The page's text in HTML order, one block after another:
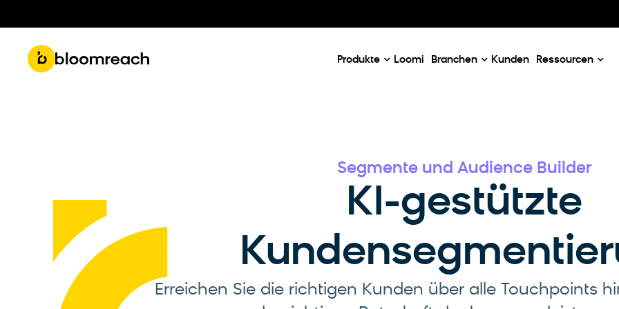
Produkte Loomi Branchen Kunden Ressourcen
Partner Email Use Cases
Segmente und Audience Builder
KI-gestützte
Erreichen Sie die richtigen Kunden über alle Touchpoints